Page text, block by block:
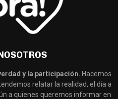
y la participación. Hacemos
relatar la realidad, el día a
a quienes queremos informar en